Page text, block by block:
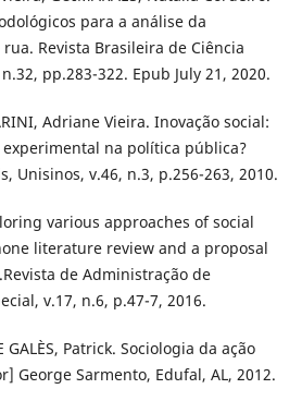
para a análise da
Revista Brasileira de Ciência
pp.283-322. Epub July 21, 2020.
Adriane Vieira. Inovação social:
na política pública?
Unisinos, v.46, n.3, p.256-263, 2010.
various approaches of social
literature review and a proposal
de Administração de
v.17, n.6, p.47-7, 2016.
GALÈS, Patrick. Sociologia da ação
George Sarmento, Edufal, AL, 2012.